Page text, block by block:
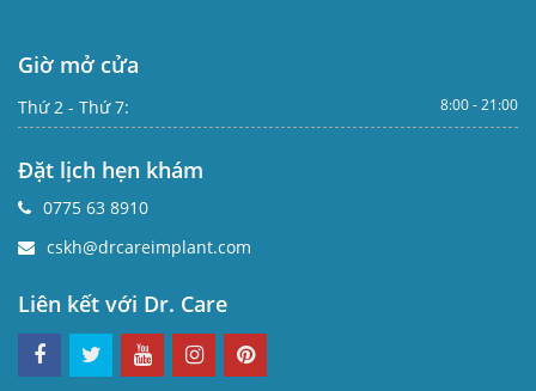
Giờ mở cửa
Thứ 2 - Thứ 7: 8:00 - 21:00
Đặt lịch hẹn khám
0775 63 8910
cskh@drcareimplant.com
Liên kết với Dr. Care